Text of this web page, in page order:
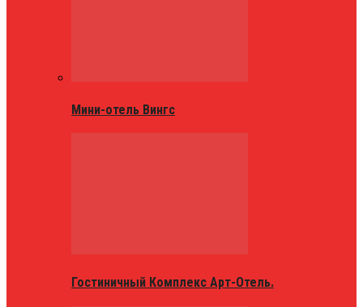
Мини-отель Вингс
Гостиничный Комплекс Арт-Отель.